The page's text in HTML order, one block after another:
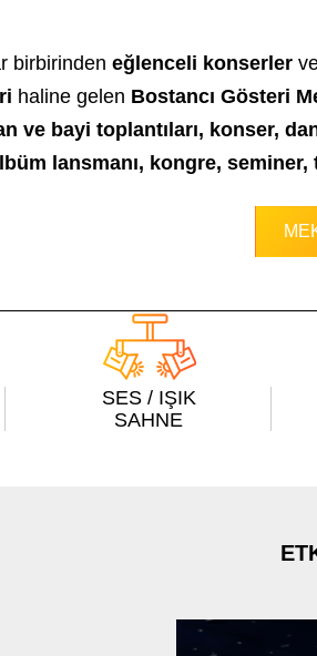
birbirinden eğlenceli konserler
haline gelen Bostancı Gösteri
ve bayi toplantıları, konser,
lansmanı, kongre, seminer,
SES / IŞIK
SAHNE